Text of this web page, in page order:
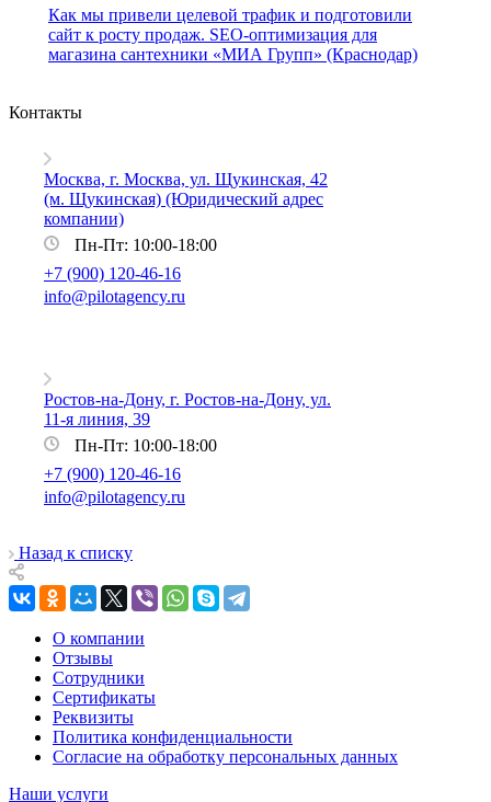
Как мы привели целевой трафик и подготовили
сайт к росту продаж. SEO-оптимизация для
магазина сантехники «МИА Групп» (Краснодар)
Контакты
Москва, г. Москва, ул. Щукинская, 42
(м. Щукинская) (Юридический адрес
компании)
Пн-Пт: 10:00-18:00
+7 (900) 120-46-16
info@pilotagency.ru
Ростов-на-Дону, г. Ростов-на-Дону, ул.
11-я линия, 39
Пн-Пт: 10:00-18:00
+7 (900) 120-46-16
info@pilotagency.ru
Назад к списку
О компании
Отзывы
Сотрудники
Сертификаты
Реквизиты
Политика конфиденциальности
Согласие на обработку персональных данных
Наши услуги